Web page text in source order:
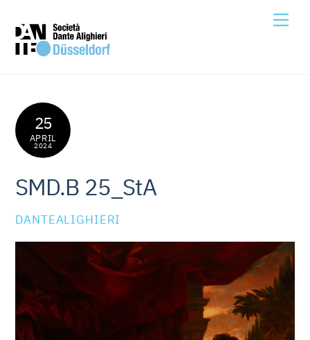
content
25
APRIL
2024
SMD.B 25_StA
DANTEALIGHIERI